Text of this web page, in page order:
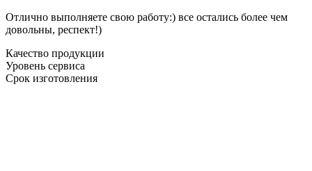
Отлично выполняете свою работу:) все остались более чем
довольны, респект!)
Качество продукции
Уровень сервиса
Срок изготовления